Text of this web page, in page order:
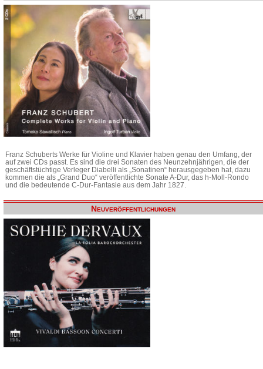
Franz Schuberts Werke für Violine und Klavier haben genau den Umfang, der
auf zwei CDs passt. Es sind die drei Sonaten des Neunzehnjährigen, die der
geschäftstüchtige Verleger Diabelli als „Sonatinen“ herausgegeben hat, dazu
kommen die als „Grand Duo“ veröffentlichte Sonate A-Dur, das h-Moll-Rondo
und die bedeutende C-Dur-Fantasie aus dem Jahr 1827.
Neuveröffentlichungen